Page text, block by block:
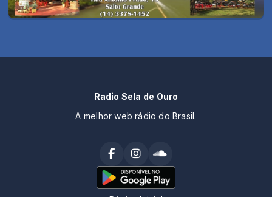
Radio Sela de Ouro
A melhor web rádio do Brasil.